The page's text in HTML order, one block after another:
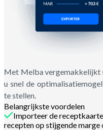
Met Melba vergemakkelijkt
u snel de
te stellen.
Belangrijkste voordelen
Importeer de
recepten op stijgende